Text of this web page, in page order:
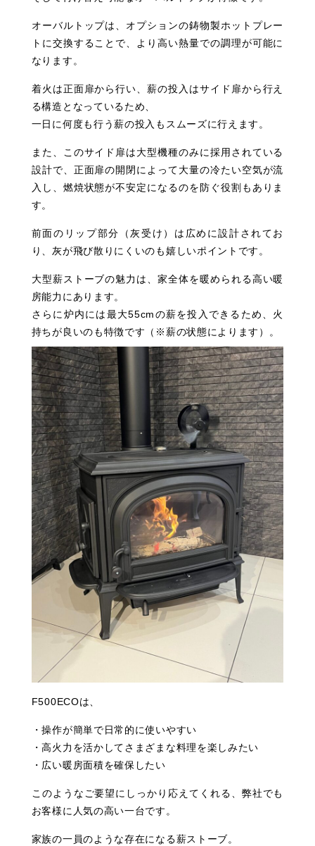
オーバルトップは、オプションの鋳物製ホットプレー
トに交換することで、より高い熱量での調理が可能に
なります。
着火は正面扉から行い、薪の投入はサイド扉から行え
る構造となっているため、
一日に何度も行う薪の投入もスムーズに行えます。
また、このサイド扉は大型機種のみに採用されている
設計で、正面扉の開閉によって大量の冷たい空気が流
入し、燃焼状態が不安定になるのを防ぐ役割もありま
す。
前面のリップ部分（灰受け）は広めに設計されてお
り、灰が飛び散りにくいのも嬉しいポイントです。
大型薪ストーブの魅力は、家全体を暖められる高い暖
房能力にあります。
さらに炉内には最大55cmの薪を投入できるため、火
持ちが良いのも特徴です（※薪の状態によります）。
F500ECOは、
・操作が簡単で日常的に使いやすい
・高火力を活かしてさまざまな料理を楽しみたい
・広い暖房面積を確保したい
このようなご要望にしっかり応えてくれる、弊社でも
お客様に人気の高い一台です。
家族の一員のような存在になる薪ストーブ。